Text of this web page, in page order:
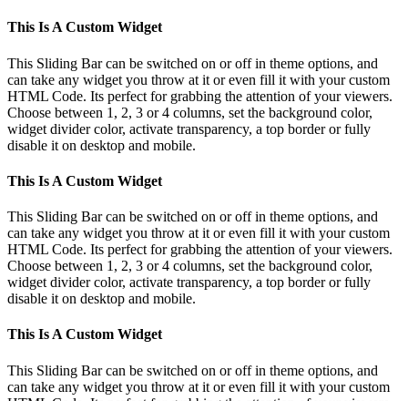
This Is A Custom Widget
This Sliding Bar can be switched on or off in theme options, and
can take any widget you throw at it or even fill it with your custom
HTML Code. Its perfect for grabbing the attention of your viewers.
Choose between 1, 2, 3 or 4 columns, set the background color,
widget divider color, activate transparency, a top border or fully
disable it on desktop and mobile.
This Is A Custom Widget
This Sliding Bar can be switched on or off in theme options, and
can take any widget you throw at it or even fill it with your custom
HTML Code. Its perfect for grabbing the attention of your viewers.
Choose between 1, 2, 3 or 4 columns, set the background color,
widget divider color, activate transparency, a top border or fully
disable it on desktop and mobile.
This Is A Custom Widget
This Sliding Bar can be switched on or off in theme options, and
can take any widget you throw at it or even fill it with your custom